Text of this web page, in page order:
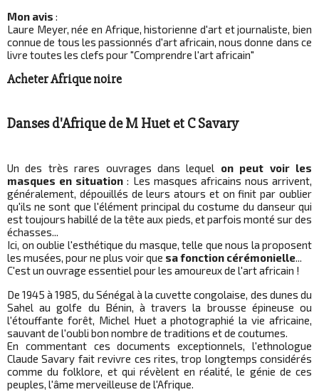
Mon avis :
Laure Meyer, née en Afrique, historienne d'art et journaliste, bien
connue de tous les passionnés d'art africain, nous donne dans ce
livre toutes les clefs pour "Comprendre l'art africain"
Acheter Afrique noire
Danses d'Afrique de M Huet et C Savary
Un des très rares ouvrages dans lequel on peut voir les
masques en situation : Les masques africains nous arrivent,
généralement, dépouillés de leurs atours et on finit par oublier
qu'ils ne sont que l'élément principal du costume du danseur qui
est toujours habillé de la tête aux pieds, et parfois monté sur des
échasses...
Ici, on oublie l'esthétique du masque, telle que nous la proposent
les musées, pour ne plus voir que sa fonction cérémonielle...
C'est un ouvrage essentiel pour les amoureux de l'art africain !
De 1945 à 1985, du Sénégal à la cuvette congolaise, des dunes du
Sahel au golfe du Bénin, à travers la brousse épineuse ou
l'étouffante forêt, Michel Huet a photographié la vie africaine,
sauvant de l'oubli bon nombre de traditions et de coutumes.
En commentant ces documents exceptionnels, l'ethnologue
Claude Savary fait revivre ces rites, trop longtemps considérés
comme du folklore, et qui révèlent en réalité, le génie de ces
peuples, l'âme merveilleuse de l'Afrique.